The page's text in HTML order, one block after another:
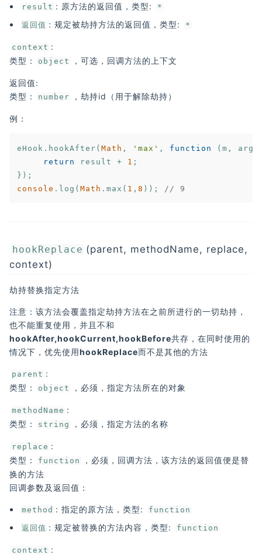
result : 原方法的返回值，类型: *
返回值 : 规定被劫持方法的返回值，类型: *
context :
类型：
object ，可选，回调方法的上下文
返回值:
类型：
number ，劫持id（用于解除劫持）
例：
eHook.hookAfter(Math , 'max' , function (m,
return
result + 1 ;
console .log(Math .max( 1 ,8 )); // 9
hookReplace (parent, methodName, replace,
context)
劫持替换指定方法
注意：该方法会覆盖指定劫持方法在之前所进行的一切劫持，
也不能重复使用，并且不和
hookAfter,hookCurrent,hookBefore共存，在同时使用的
情况下，优先使用hookReplace而不是其他的方法
parent :
类型：
object ，必须，指定方法所在的对象
methodName :
类型：
string ，必须，指定方法的名称
replace :
类型：
function
，必须，回调方法，该方法的返回值便是替
换的方法
回调参数及返回值：
method : 指定的原方法，类型: function
返回值 : 规定被替换的方法内容，类型: function
context :